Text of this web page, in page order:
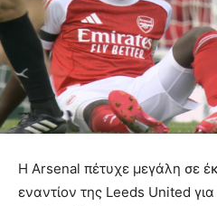
Η Arsenal πέτυχε μεγάλη σε
εναντίον της Leeds United